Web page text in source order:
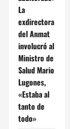
La
exdirectora
del Anmat
involucró al
Ministro de
Salud Mario
Lugones,
«Estaba al
tanto de
todo»